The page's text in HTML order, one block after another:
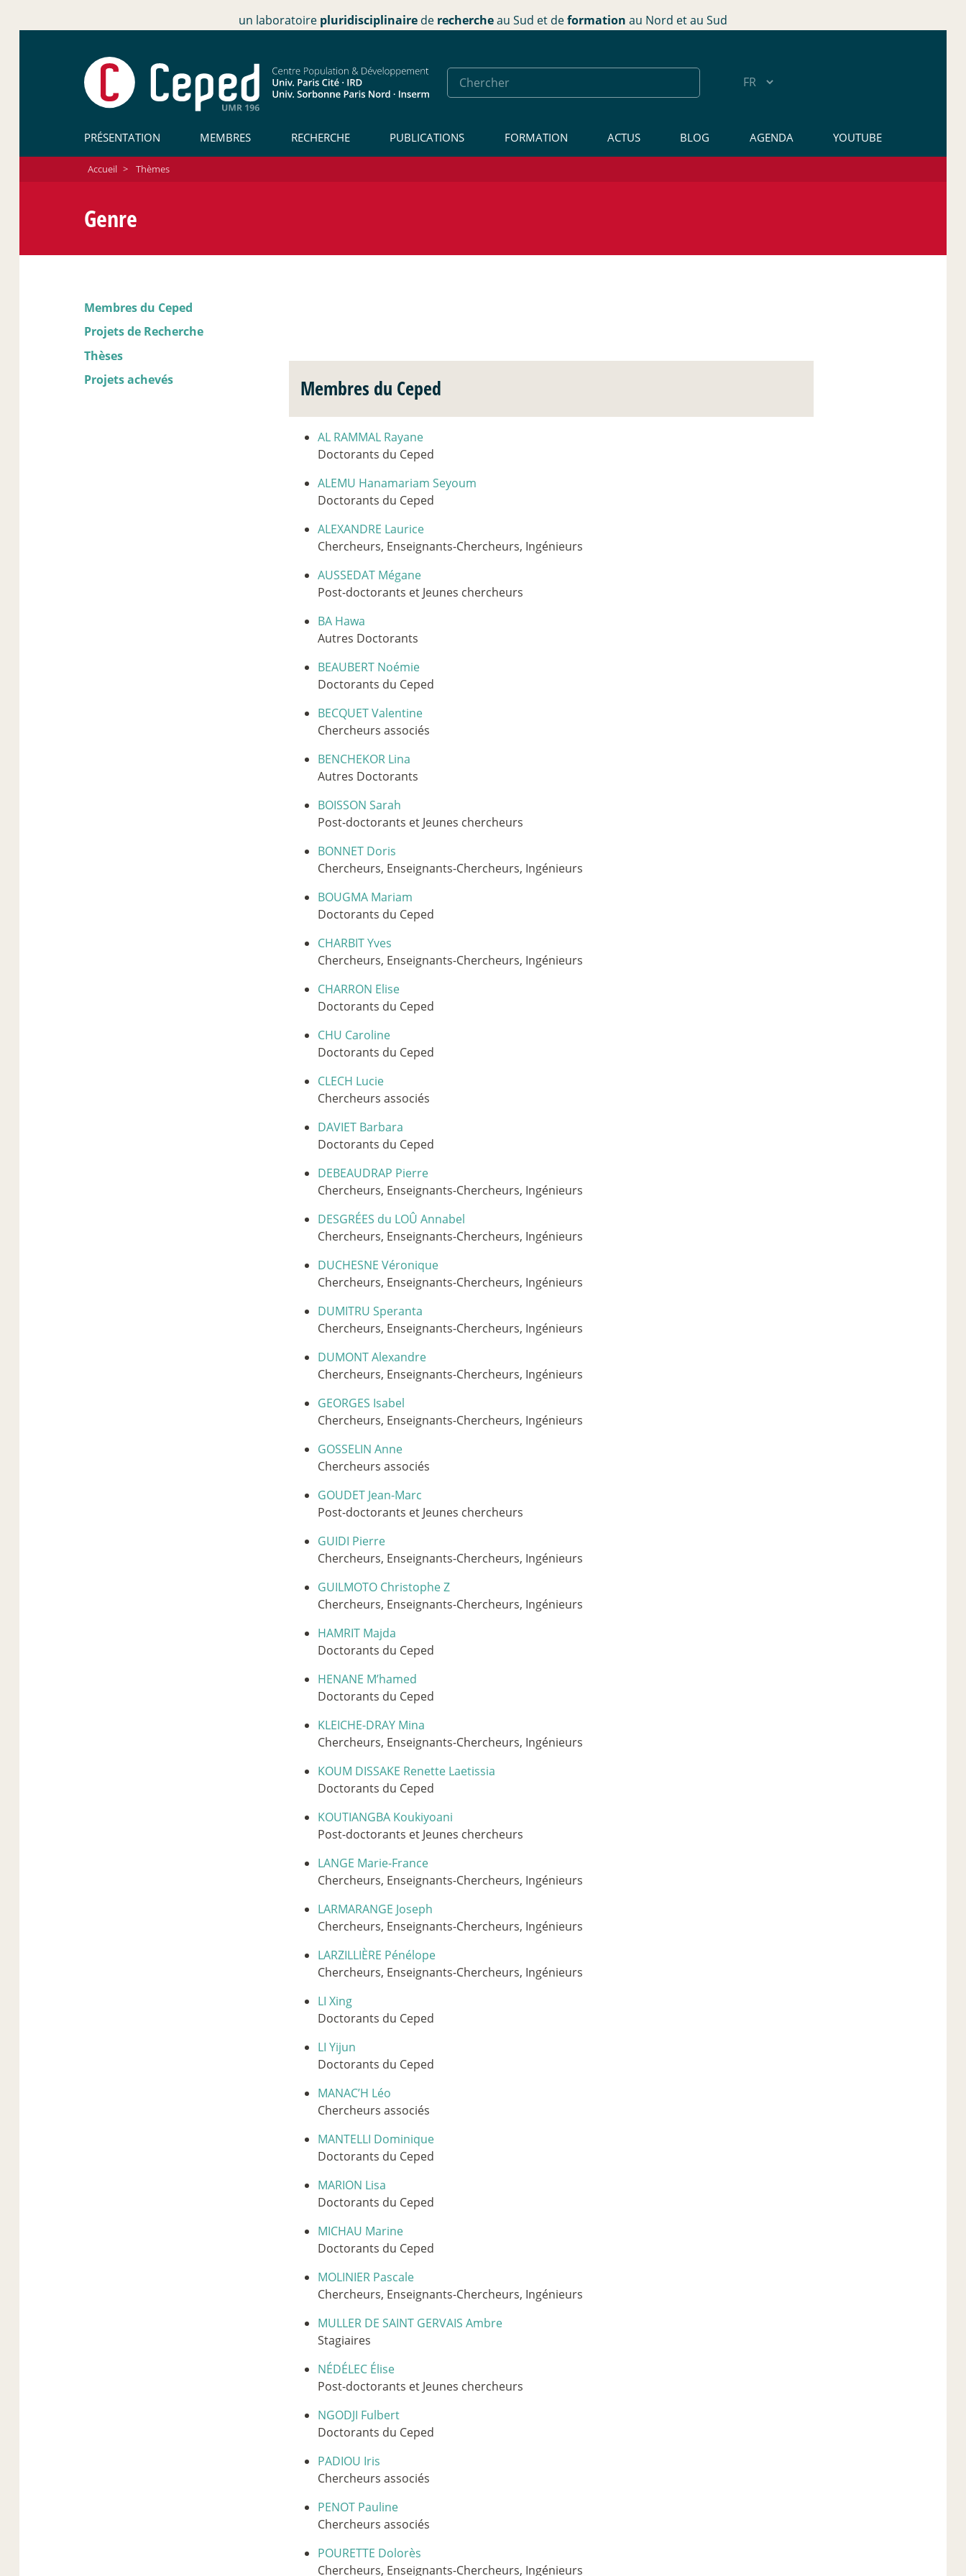
un laboratoire pluridisciplinaire de rechercheau Sud et deformation au Nord et au Sud
PRÉSENTATION MEMBRES RECHERCHE PUBLICATIONS FORMATION ACTUS BLOG AGENDA YOUTUBE
Accueil > Thèmes
Genre
Membres du Ceped
Projets de Recherche
Thèses
Projets achevés
Membres du Ceped
AL RAMMAL Rayane
Doctorants du Ceped
ALEMU Hanamariam Seyoum
Doctorants du Ceped
ALEXANDRE Laurice
Chercheurs, Enseignants-Chercheurs, Ingénieurs
AUSSEDAT Mégane
Post-doctorants et Jeunes chercheurs
BA Hawa
Autres Doctorants
BEAUBERT Noémie
Doctorants du Ceped
BECQUET Valentine
Chercheurs associés
BENCHEKOR Lina
Autres Doctorants
BOISSON Sarah
Post-doctorants et Jeunes chercheurs
BONNET Doris
Chercheurs, Enseignants-Chercheurs, Ingénieurs
BOUGMA Mariam
Doctorants du Ceped
CHARBIT Yves
Chercheurs, Enseignants-Chercheurs, Ingénieurs
CHARRON Elise
Doctorants du Ceped
CHU Caroline
Doctorants du Ceped
CLECH Lucie
Chercheurs associés
DAVIET Barbara
Doctorants du Ceped
DEBEAUDRAP Pierre
Chercheurs, Enseignants-Chercheurs, Ingénieurs
DESGRÉES du LOÛ Annabel
Chercheurs, Enseignants-Chercheurs, Ingénieurs
DUCHESNE Véronique
Chercheurs, Enseignants-Chercheurs, Ingénieurs
DUMITRU Speranta
Chercheurs, Enseignants-Chercheurs, Ingénieurs
DUMONT Alexandre
Chercheurs, Enseignants-Chercheurs, Ingénieurs
GEORGES Isabel
Chercheurs, Enseignants-Chercheurs, Ingénieurs
GOSSELIN Anne
Chercheurs associés
GOUDET Jean-Marc
Post-doctorants et Jeunes chercheurs
GUIDI Pierre
Chercheurs, Enseignants-Chercheurs, Ingénieurs
GUILMOTO Christophe Z
Chercheurs, Enseignants-Chercheurs, Ingénieurs
HAMRIT Majda
Doctorants du Ceped
HENANE M’hamed
Doctorants du Ceped
KLEICHE-DRAY Mina
Chercheurs, Enseignants-Chercheurs, Ingénieurs
KOUM DISSAKE Renette Laetissia
Doctorants du Ceped
KOUTIANGBA Koukiyoani
Post-doctorants et Jeunes chercheurs
LANGE Marie-France
Chercheurs, Enseignants-Chercheurs, Ingénieurs
LARMARANGE Joseph
Chercheurs, Enseignants-Chercheurs, Ingénieurs
LARZILLIÈRE Pénélope
Chercheurs, Enseignants-Chercheurs, Ingénieurs
LI Xing
Doctorants du Ceped
LI Yijun
Doctorants du Ceped
MANAC’H Léo
Chercheurs associés
MANTELLI Dominique
Doctorants du Ceped
MARION Lisa
Doctorants du Ceped
MICHAU Marine
Doctorants du Ceped
MOLINIER Pascale
Chercheurs, Enseignants-Chercheurs, Ingénieurs
MULLER DE SAINT GERVAIS Ambre
Stagiaires
NÉDÉLEC Élise
Post-doctorants et Jeunes chercheurs
NGODJI Fulbert
Doctorants du Ceped
PADIOU Iris
Chercheurs associés
PENOT Pauline
Chercheurs associés
POURETTE Dolorès
Chercheurs, Enseignants-Chercheurs, Ingénieurs